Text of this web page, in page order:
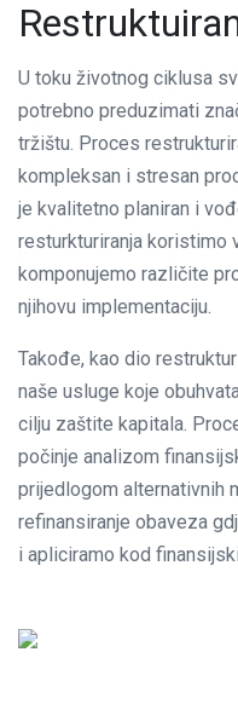
U toku životnog ciklusa
potrebno preduzimati
tržištu. Proces
kompleksan i stresan
je kvalitetno planiran i
resturkturiranja koristimo
komponujemo različite
njihovu implementaciju.
Takođe, kao dio
naše usluge koje
cilju zaštite kapitala.
počinje analizom
prijedlogom alternativnih
refinansiranje obaveza
i apliciramo kod